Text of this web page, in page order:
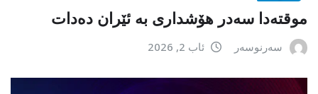
موقتەدا سەدر هۆشداری بە ئێران دەدات
سەرنوسەر ئاب 2, 2026